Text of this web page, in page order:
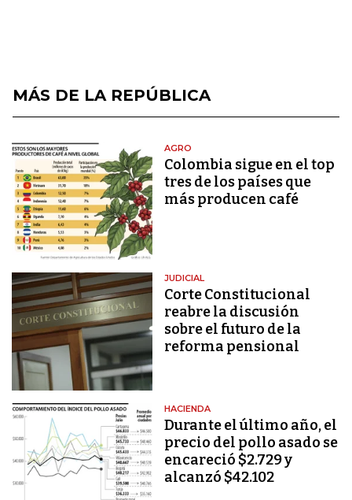
MÁS DE LA REPÚBLICA
AGRO
Colombia sigue en el top
tres de los países que
más producen café
JUDICIAL
Corte Constitucional
reabre la discusión
sobre el futuro de la
reforma pensional
HACIENDA
Durante el último año, el
precio del pollo asado se
encareció $2.729 y
alcanzó $42.102